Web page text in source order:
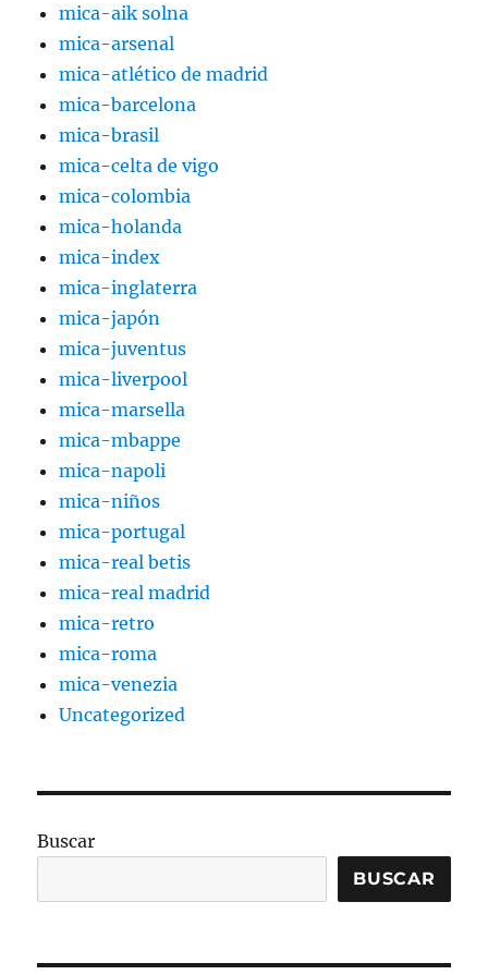
mica-aik solna
mica-arsenal
mica-atlético de madrid
mica-barcelona
mica-brasil
mica-celta de vigo
mica-colombia
mica-holanda
mica-index
mica-inglaterra
mica-japón
mica-juventus
mica-liverpool
mica-marsella
mica-mbappe
mica-napoli
mica-niños
mica-portugal
mica-real betis
mica-real madrid
mica-retro
mica-roma
mica-venezia
Uncategorized
Buscar
BUSCAR